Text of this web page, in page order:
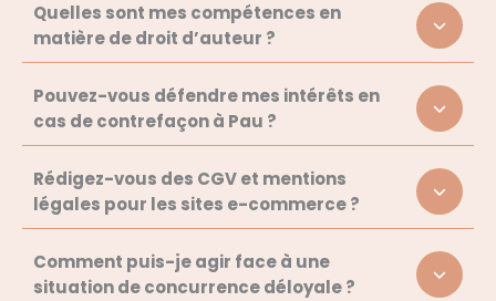
Quelles sont mes compétences en
matière de droit d’auteur ?
Pouvez-vous défendre mes intérêts en
cas de contrefaçon à Pau ?
Rédigez-vous des CGV et mentions
légales pour les sites e-commerce ?
Comment puis-je agir face à une
situation de concurrence déloyale ?